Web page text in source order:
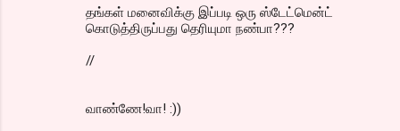
தங்கள் மனைவிக்கு இப்படி ஒரு ஸ்டேட்மென்ட்
கொடுத்திருப்பது தெரியுமா நண்பா???
//
வாண்ணே!வா! :))